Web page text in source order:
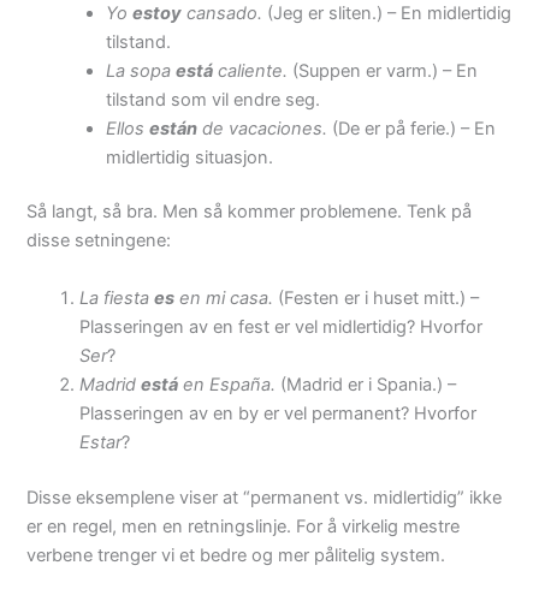
Yoestoy cansado. (Jeg er sliten.) – En midlertidig
tilstand.
La sopaestá caliente. (Suppen er varm.) – En
tilstand som vil endre seg.
Ellosestán de vacaciones. (De er på ferie.) – En
midlertidig situasjon.
Så langt, så bra. Men så kommer problemene. Tenk på
disse setningene:
La fiestaes en mi casa. (Festen er i huset mitt.) –
Plasseringen av en fest er vel midlertidig? Hvorfor
Ser?
Madridestá en España. (Madrid er i Spania.) –
Plasseringen av en by er vel permanent? Hvorfor
Estar?
Disse eksemplene viser at “permanent vs. midlertidig” ikke
er en regel, men en retningslinje. For å virkelig mestre
verbene trenger vi et bedre og mer pålitelig system.